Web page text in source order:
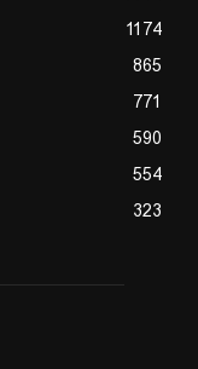
1174
865
771
590
554
323